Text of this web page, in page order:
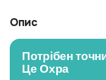
Опис
Потрібен
Це Охра